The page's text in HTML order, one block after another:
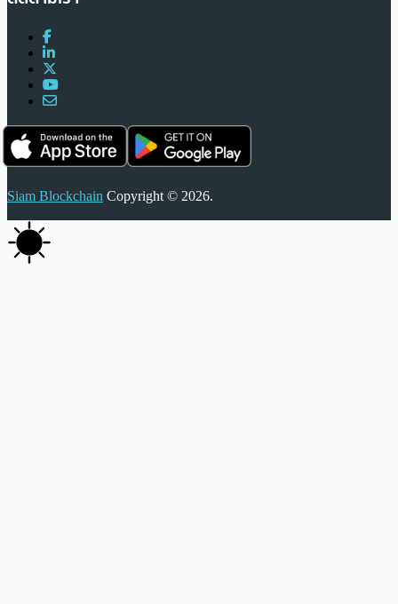
Siam Blockchain Copyright © 2026.